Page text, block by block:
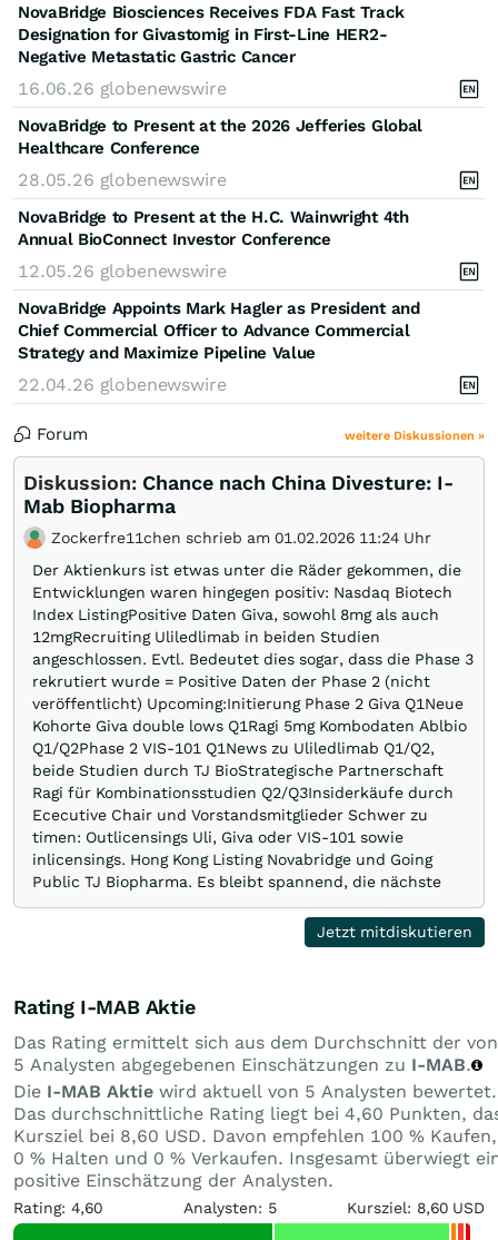
NovaBridge Biosciences Receives FDA Fast Track
Designation for Givastomig in First-Line HER2-
Negative Metastatic Gastric Cancer
16.06.26 globenewswire
NovaBridge to Present at the 2026 Jefferies Global
Healthcare Conference
28.05.26 globenewswire
NovaBridge to Present at the H.C. Wainwright 4th
Annual BioConnect Investor Conference
12.05.26 globenewswire
NovaBridge Appoints Mark Hagler as President and
Chief Commercial Officer to Advance Commercial
Strategy and Maximize Pipeline Value
22.04.26 globenewswire
Forum weitere Diskussionen »
Diskussion: Chance nach China Divesture: I-
Mab Biopharma
Zockerfre11chen schrieb am 01.02.2026 11:24 Uhr
Der Aktienkurs ist etwas unter die Räder gekommen, die
Entwicklungen waren hingegen positiv: Nasdaq Biotech
Index ListingPositive Daten Giva, sowohl 8mg als auch
12mgRecruiting Uliledlimab in beiden Studien
angeschlossen. Evtl. Bedeutet dies sogar, dass die Phase 3
rekrutiert wurde = Positive Daten der Phase 2 (nicht
veröffentlicht) Upcoming:Initierung Phase 2 Giva Q1Neue
Kohorte Giva double lows Q1Ragi 5mg Kombodaten Ablbio
Q1/Q2Phase 2 VIS-101 Q1News zu Uliledlimab Q1/Q2,
beide Studien durch TJ BioStrategische Partnerschaft
Ragi für Kombinationsstudien Q2/Q3Insiderkäufe durch
Ececutive Chair und Vorstandsmitglieder Schwer zu
timen: Outlicensings Uli, Giva oder VIS-101 sowie
inlicensings. Hong Kong Listing Novabridge und Going
Public TJ Biopharma. Es bleibt spannend, die nächste
Monate dürften ordentlich Feuer in die Aktie bringen.
Jetzt mitdiskutieren
Rating I-MAB Aktie
Das Rating ermittelt sich aus dem Durchschnitt der von
5 Analysten abgegebenen Einschätzungen zu I-MAB.
Die I-MAB Aktie wird aktuell von 5 Analysten bewertet.
Das durchschnittliche Rating liegt bei 4,60 Punkten,
Kursziel bei 8,60 USD. Davon empfehlen 100 % Kaufen,
0 % Halten und 0 % Verkaufen. Insgesamt überwiegt
positive Einschätzung der Analysten.
Rating: 4,60 Analysten: 5 Kursziel: 8,60 USD